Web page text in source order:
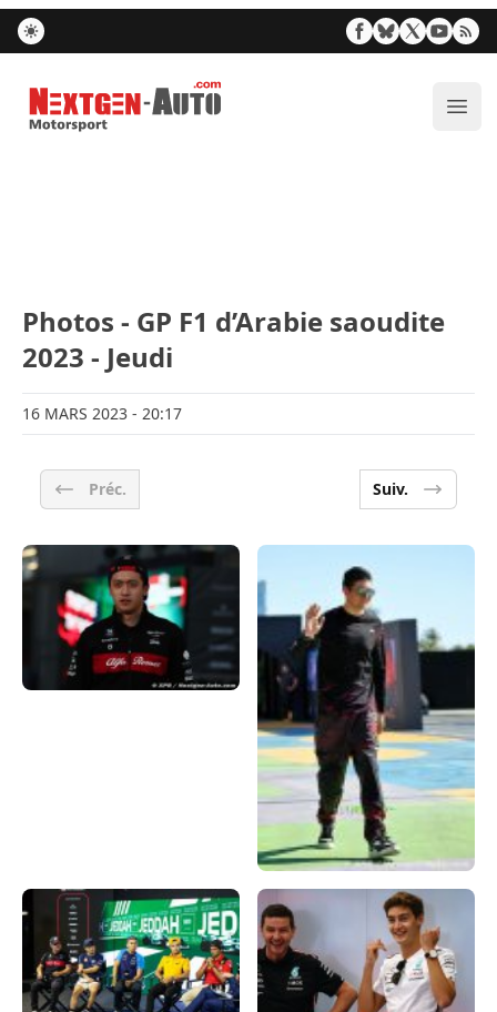
Nextgen-Auto.com
Photos - GP F1 d’Arabie saoudite
2023 - Jeudi
16 MARS 2023 - 20:17
Préc. Suiv.